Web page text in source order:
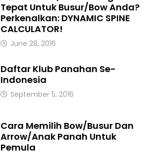
Tepat Untuk Busur/Bow Anda?
Perkenalkan: DYNAMIC SPINE
CALCULATOR!
June 28, 2016
Daftar Klub Panahan Se-
Indonesia
September 5, 2016
Cara Memilih Bow/Busur Dan
Arrow/Anak Panah Untuk
Pemula